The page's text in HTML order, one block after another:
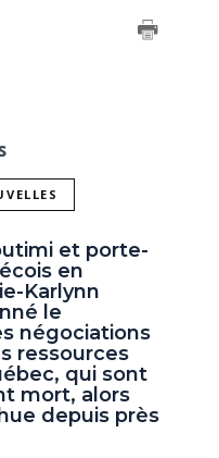
et porte-
en
Karlynn
le
négociations
ressources
qui sont
mort, alors
depuis près